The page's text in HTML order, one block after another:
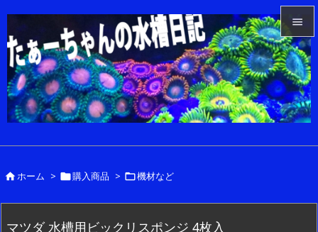


メニュ

サイド


ホーム > 購入商品 > 機材など
マツダ 水槽用ビックリスポンジ 4枚入